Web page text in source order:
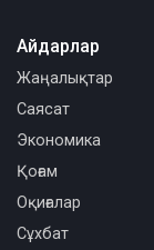
Айдарлар
Жаңалықтар
Саясат
Экономика
Қоғам
Оқиғалар
Сұхбат